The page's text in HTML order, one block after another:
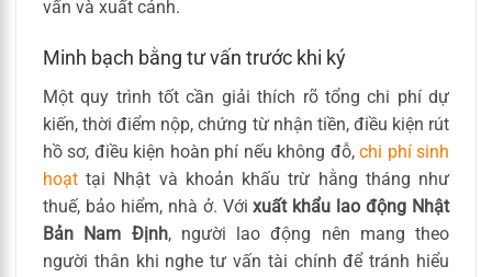
vấn và xuất cảnh.
Minh bạch bằng tư vấn trước khi ký
Một quy trình tốt cần giải thích rõ tổng chi phí dự
kiến, thời điểm nộp, chứng từ nhận tiền, điều kiện rút
hồ sơ, điều kiện hoàn phí nếu không đỗ,chi phí sinh
hoạt tại Nhật và khoản khấu trừ hằng tháng như
thuế, bảo hiểm, nhà ở. Vớixuất khẩu lao động Nhật
Bản Nam Định, người lao động nên mang theo
người thân khi nghe tư vấn tài chính để tránh hiểu